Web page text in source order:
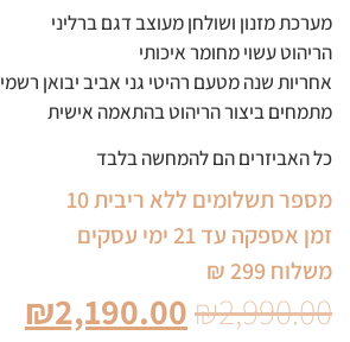
מערכת מזנון ושולחן מעוצב דגם ברליני
הריהוט עשוי מחומר איכותי
אחריות שנה מטעם רהיטי גני אביב יבואן רשמי
מתמחים ביצור הריהוט בהתאמה אישית
כל האביזרים הם להמחשה בלבד
מספר תשלומים ללא ריבית 10
זמן אספקה עד 21 ימי עסקים
משלוח 299 ₪
₪2,990.00
₪2,190.00